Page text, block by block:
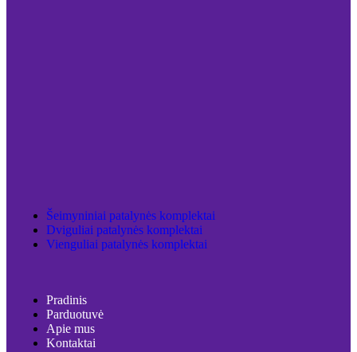
Šeimyniniai patalynės komplektai
Dviguliai patalynės komplektai
Vienguliai patalynės komplektai
Pradinis
Parduotuvė
Apie mus
Kontaktai